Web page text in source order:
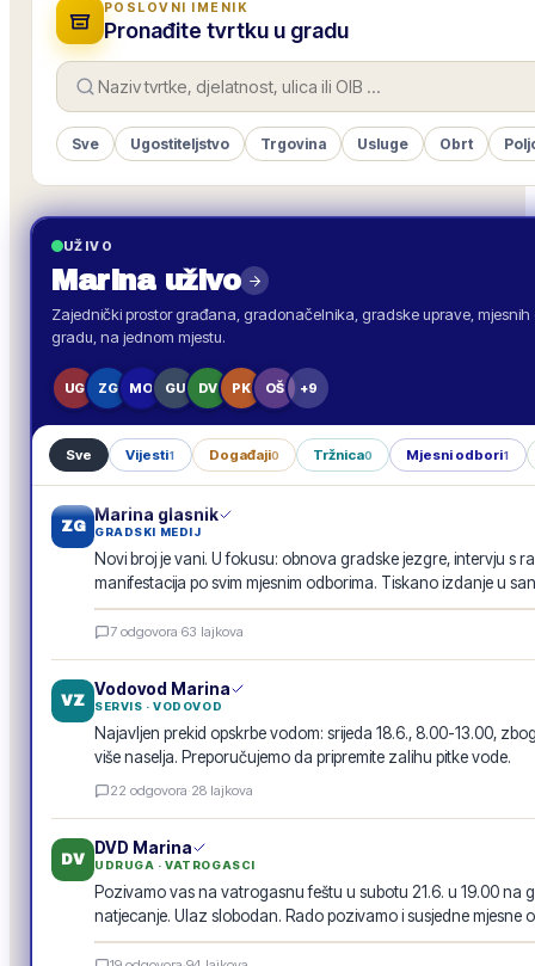
POSLOVNI IMENIK
Pronađite tvrtku u gradu
Sve Ugostiteljstvo Trgovina Usluge Obrt
UŽIVO
Marinauživo
Zajednički prostor građana, gradonačelnika, gradske uprave,
gradu, na jednom mjestu.
UG ZG MO GU DV PK OŠ +9
Sve Vijesti1 Događaji0 Tržnica0 Mjesni odbori1
ZG
Marina glasnik
GRADSKI MEDIJ
Novi broj je vani. U fokusu: obnova gradske jezgre, intervju s
manifestacija po svim mjesnim odborima. Tiskano izdanje u
E-GLASILO
Marina glasnik · lipanj 2026.
7 odgovora·63 lajkova
VZ
Vodovod Marina
SERVIS · VODOVOD
Najavljen prekid opskrbe vodom: srijeda 18.6., 8.00-13.00,
više naselja. Preporučujemo da pripremite zalihu pitke vode.
22 odgovora·28 lajkova
DV
DVD Marina
UDRUGA · VATROGASCI
Pozivamo vas na vatrogasnu feštu u subotu 21.6. u 19.00
natjecanje. Ulaz slobodan. Rado pozivamo i susjedne mjesne
Vatrogasna fešta · 21.6.